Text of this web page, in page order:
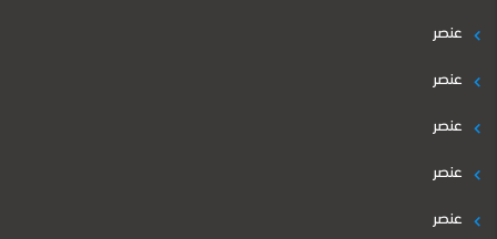
عنصر
عنصر
عنصر
عنصر
عنصر